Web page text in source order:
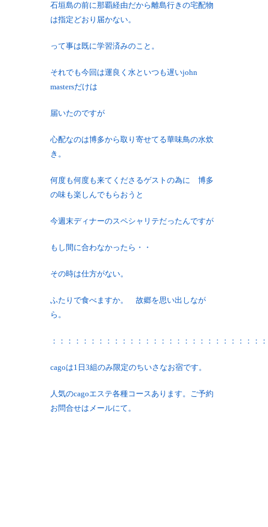
石垣島の前に那覇経由だから離島行きの宅配物
は指定どおり届かない。
って事は既に学習済みのこと。
それでも今回は運良く水といつも遅いjohn
mastersだけは
届いたのですが
心配なのは博多から取り寄せてる華味鳥の水炊
き。
何度も何度も来てくださるゲストの為に 博多
の味も楽しんでもらおうと
今週末ディナーのスペシャリテだったんですが
もし間に合わなかったら・・
その時は仕方がない。
ふたりで食べますか。 故郷を思い出しなが
ら。
：：：：：：：：：：：：：：：：：：：：：：：：：：：
cagoは1日3組のみ限定のちいさなお宿です。
人気のcagoエステ各種コースあります。ご予約
お問合せはメールにて。